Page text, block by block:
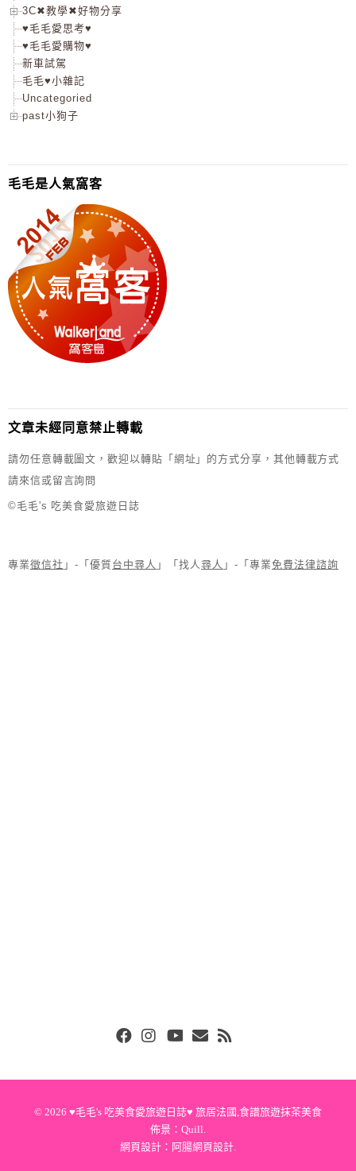
3C✖教學✖好物分享
♥毛毛愛思考♥
♥毛毛愛購物♥
新車試駕
毛毛♥小雜記
Uncategoried
past小狗子
毛毛是人氣窩客
文章未經同意禁止轉載
請勿任意轉載圖文，歡迎以轉貼「網址」的方式分享，其他轉載方式
請來信或留言詢問
©毛毛's 吃美食愛旅遊日誌
專業徵信社 」-「優質台中尋人 」「找人 尋人 」-「專業免費法律諮詢
© 2026 ♥毛毛's 吃美食愛旅遊日誌♥ 旅居法國,食譜旅遊抹茶美食
佈景： Quill
網頁設計： 阿腸網頁設計